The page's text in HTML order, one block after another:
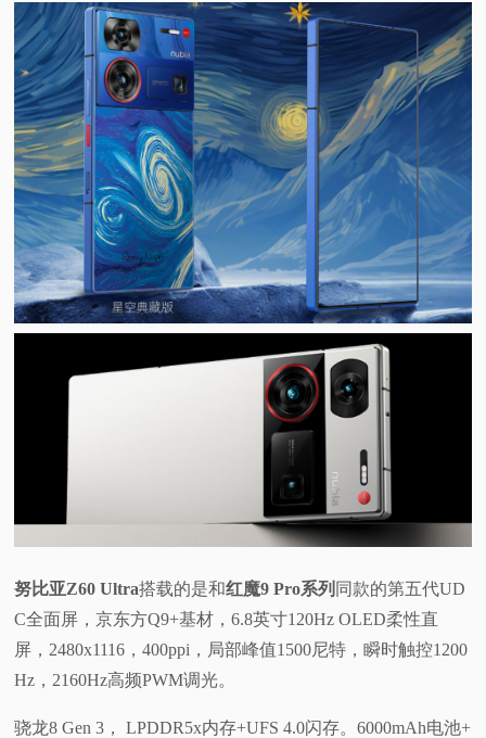
努比亚Z60 Ultra搭载的是和红魔9 Pro系列 同款的第五代UD
C全面屏，京东方Q9+基材，6.8英寸120Hz OLED柔性直
屏，2480x1116，400ppi，局部峰值1500尼特，瞬时触控1200
Hz，2160Hz高频PWM调光。
骁龙8 Gen 3， LPDDR5x内存+UFS 4.0闪存。6000mAh电池+